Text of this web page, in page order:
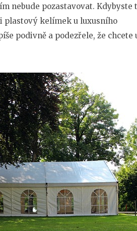
nebude pozastavovat. Kdybyste
plastový kelímek u luxusního
podivně a podezřele, že chcete